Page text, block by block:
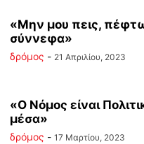
«Μην μου πεις,
σύννεφα»
δρόμος - 21 Απριλίου, 2023
«Ο Νόμος είναι
μέσα»
δρόμος - 17 Μαρτίου, 2023